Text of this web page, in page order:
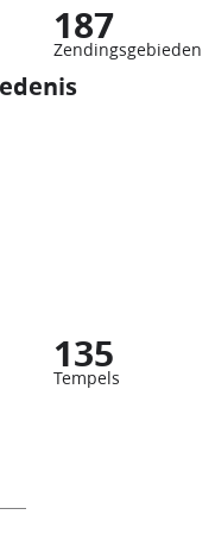
187
Zendingsgebieden
135
Tempels